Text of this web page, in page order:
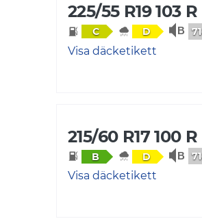
225/55 R19 103 R
C D
Visa däcketikett
215/60 R17 100 R
B D
Visa däcketikett